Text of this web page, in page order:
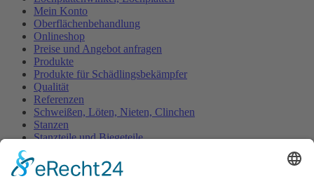
Mein Konto
Oberflächenbehandlung
Onlineshop
Preise und Angebot anfragen
Produkte
Produkte für Schädlingsbekämpfer
Qualität
Referenzen
Schweißen, Löten, Nieten, Clinchen
Stanzen
Stanzteile und Biegeteile
Steinmetzbedarf
Teile für Industrieverpackungen